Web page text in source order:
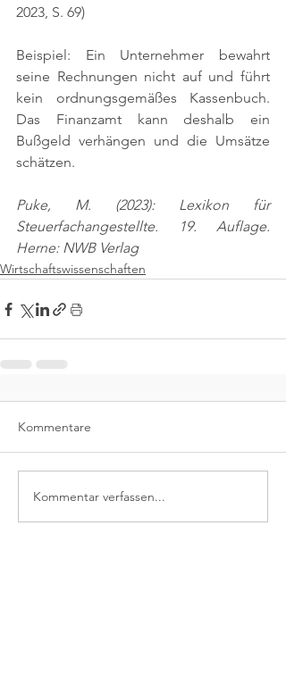
2023, S. 69)
Beispiel: Ein Unternehmer bewahrt
seine Rechnungen nicht auf und führt
kein ordnungsgemäßes Kassenbuch.
Das Finanzamt kann deshalb ein
Bußgeld verhängen und die Umsätze
schätzen.
Puke, M. (2023): Lexikon für
Steuerfachangestellte. 19. Auflage.
Herne: NWB Verlag
Wirtschaftswissenschaften
Kommentare
Kommentar verfassen...